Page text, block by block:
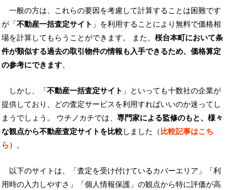
一般の方は、これらの要因を考慮して計算することは困難です
が「不動産一括査定サイト 」を利用することにより無料で価格相
場を計算してもらうことができます。 また、 桜台本町において条
件が類似する過去の取引物件の情報も入手できるため、価格算定
の参考にできます。
しかし、「不動産一括査定サイト 」といっても十数社の企業が
提供しており、どの査定サービスを利用すればいいのか迷ってし
まうでしょう。 ウチノカチでは、 専門家による監修のもと、様々
な観点から不動産査定サイトを比較しました（比較記事はこち
ら）。
以下のサイトは、「査定を受け付けているカバーエリア」「利
用時の入力しやすさ」「個人情報保護」の観点から特に評価が高